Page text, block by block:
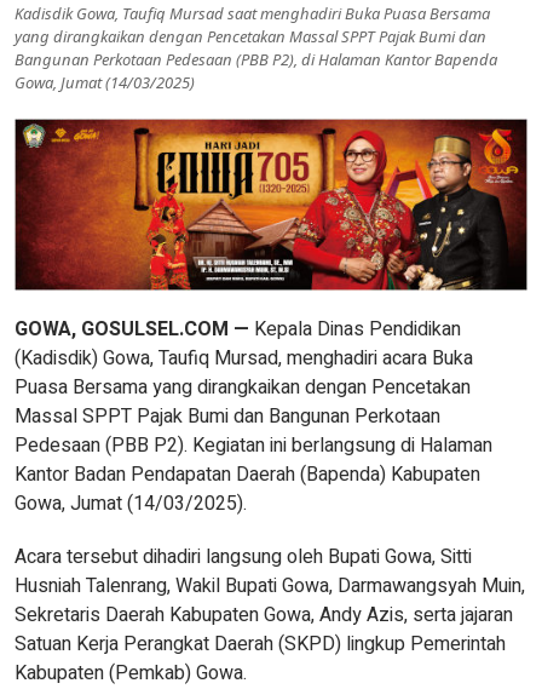
Kadisdik Gowa, Taufiq Mursad saat menghadiri Buka Puasa Bersama
yang dirangkaikan dengan Pencetakan Massal SPPT Pajak Bumi dan
Bangunan Perkotaan Pedesaan (PBB P2), di Halaman Kantor Bapenda
Gowa, Jumat (14/03/2025)
GOWA, GOSULSEL.COM — Kepala Dinas Pendidikan
(Kadisdik) Gowa, Taufiq Mursad, menghadiri acara Buka
Puasa Bersama yang dirangkaikan dengan Pencetakan
Massal SPPT Pajak Bumi dan Bangunan Perkotaan
Pedesaan (PBB P2). Kegiatan ini berlangsung di Halaman
Kantor Badan Pendapatan Daerah (Bapenda) Kabupaten
Gowa, Jumat (14/03/2025).
Acara tersebut dihadiri langsung oleh Bupati Gowa, Sitti
Husniah Talenrang, Wakil Bupati Gowa, Darmawangsyah Muin,
Sekretaris Daerah Kabupaten Gowa, Andy Azis, serta jajaran
Satuan Kerja Perangkat Daerah (SKPD) lingkup Pemerintah
Kabupaten (Pemkab) Gowa.